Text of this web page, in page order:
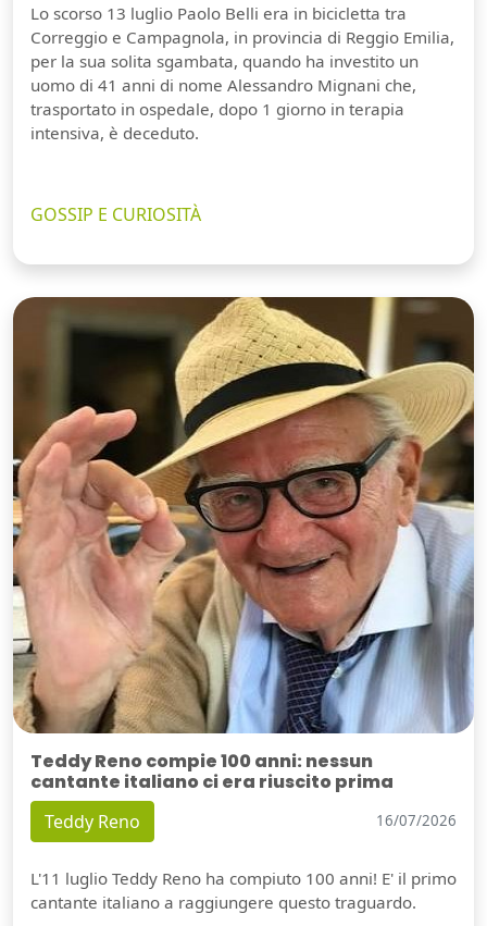
Lo scorso 13 luglio Paolo Belli era in bicicletta tra
Correggio e Campagnola, in provincia di Reggio Emilia,
per la sua solita sgambata, quando ha investito un
uomo di 41 anni di nome Alessandro Mignani che,
trasportato in ospedale, dopo 1 giorno in terapia
intensiva, è deceduto.
GOSSIP E CURIOSITÀ
Teddy Reno compie 100 anni: nessun
cantante italiano ci era riuscito prima
Teddy Reno 16/07/2026
L'11 luglio Teddy Reno ha compiuto 100 anni! E' il primo
cantante italiano a raggiungere questo traguardo.